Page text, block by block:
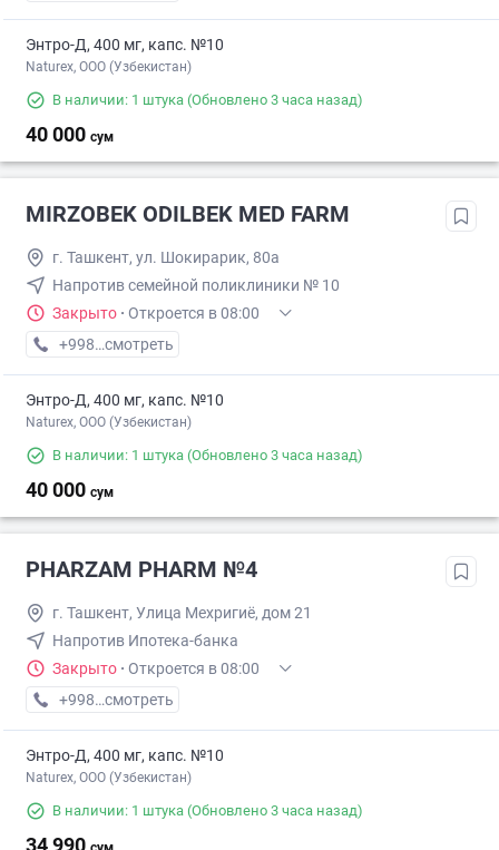
Энтро-Д, 400 мг, капс. №10
Naturex, OOO (Узбекистан)
В наличии: 1 штука (Обновлено 3 часа назад)
40 000 сум
MIRZOBEK ODILBEK MED FARM
г. Ташкент, ул. Шокирарик, 80а
Напротив семейной поликлиники № 10
Закрыто · Откроется в 08:00
+998 (93) XXX-XX-XX
смотреть
Энтро-Д, 400 мг, капс. №10
Naturex, OOO (Узбекистан)
В наличии: 1 штука (Обновлено 3 часа назад)
40 000 сум
PHARZAM PHARM №4
г. Ташкент, Улица Мехригиё, дом 21
Напротив Ипотека-банка
Закрыто · Откроется в 08:00
+998 (78) XXX-XX-XX
смотреть
Энтро-Д, 400 мг, капс. №10
Naturex, OOO (Узбекистан)
В наличии: 1 штука (Обновлено 3 часа назад)
34 990